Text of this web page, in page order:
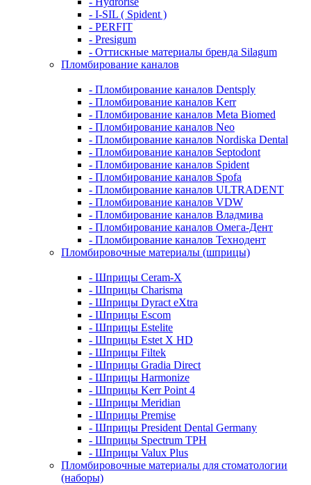
- I-SIL ( Spident )
- PERFIT
- Presigum
- Оттискные материалы бренда Silagum
Пломбирование каналов
- Пломбирование каналов Dentsply
- Пломбирование каналов Kerr
- Пломбирование каналов Meta Biomed
- Пломбирование каналов Neo
- Пломбирование каналов Nordiska Dental
- Пломбирование каналов Septodont
- Пломбирование каналов Spident
- Пломбирование каналов Spofa
- Пломбирование каналов ULTRADENT
- Пломбирование каналов VDW
- Пломбирование каналов Владмива
- Пломбирование каналов Омега-Дент
- Пломбирование каналов Технодент
Пломбировочные материалы (шприцы)
- Шприцы Ceram-X
- Шприцы Charisma
- Шприцы Dyract eXtra
- Шприцы Escom
- Шприцы Estelite
- Шприцы Estet X HD
- Шприцы Filtek
- Шприцы Gradia Direct
- Шприцы Harmonize
- Шприцы Kerr Point 4
- Шприцы Meridian
- Шприцы Premise
- Шприцы President Dental Germany
- Шприцы Spectrum TPH
- Шприцы Valux Plus
Пломбировочные материалы для стоматологии
(наборы)